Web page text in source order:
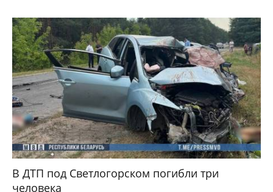
В ДТП под Светлогорском погибли три
человека